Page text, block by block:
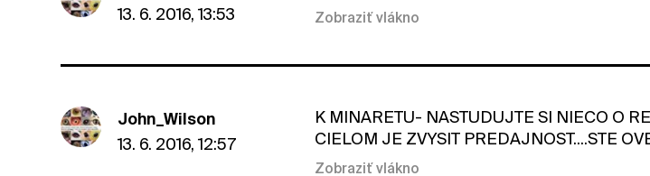
13. 6. 2016, 13:53
Zobraziť vlákno
John_Wilson
13. 6. 2016, 12:57
K MINARETU- NASTUDUJTE SI NIECO O
CIELOM JE ZVYSIT PREDAJNOST....STE
Zobraziť vlákno